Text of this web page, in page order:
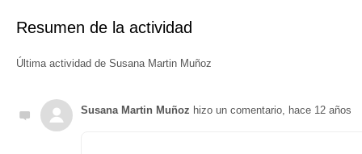
Resumen de la actividad
Última actividad de Susana Martin Muñoz
Susana Martin Muñoz hizo un comentario, hace 12 años